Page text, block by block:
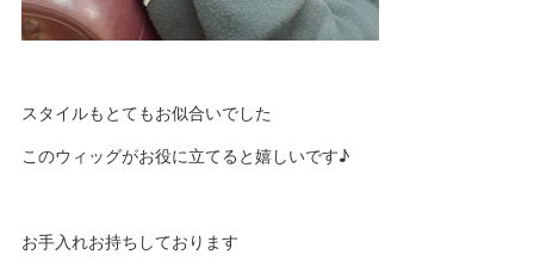
スタイルもとてもお似合いでした
このウィッグがお役に立てると嬉しいです♪
お手入れお持ちしております